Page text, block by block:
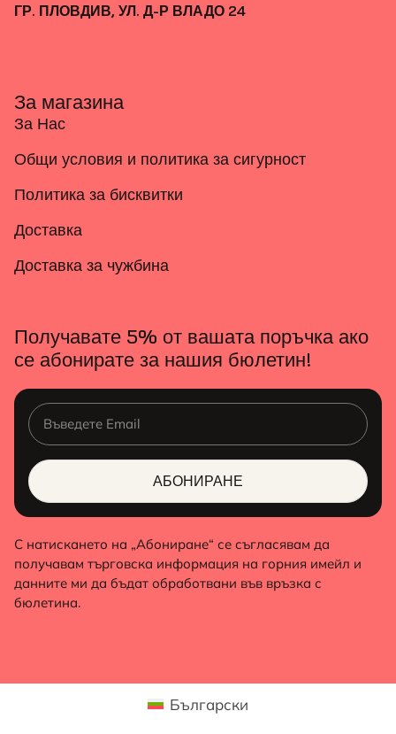
ГР. ПЛОВДИВ, УЛ. Д-Р ВЛАДО 24
За магазина
За Нас
Общи условия и политика за сигурност
Политика за бисквитки
Доставка
Доставка за чужбина
Получавате 5% от вашата поръчка ако
се абонирате за нашия бюлетин!
АБОНИРАНЕ
ALTERNATIVE:
С натискането на „Абониране“ се съгласявам да
получавам търговска информация на горния имейл и
данните ми да бъдат обработвани във връзка с
бюлетина.
Български